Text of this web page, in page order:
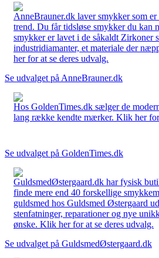
AnneBrauner.dk laver smykker som er
trend. Du får tidsløse smykker du kan
smykker er lavet i de såkaldt Zirkoner
industridiamanter, et materiale der
her for at se deres udvalg.
Se udvalget på AnneBrauner.dk
Hos GoldenTimes.dk sælger de
lang række kendte mærker. Klik her for
Se udvalget på GoldenTimes.dk
GuldsmedØstergaard.dk har fysisk
finde mere end 40 forskellige
guldsmed hos Guldsmed Østergaard
stenfatninger, reparationer og nye
ønske. Klik her for at se deres udvalg.
Se udvalget på GuldsmedØstergaard.dk